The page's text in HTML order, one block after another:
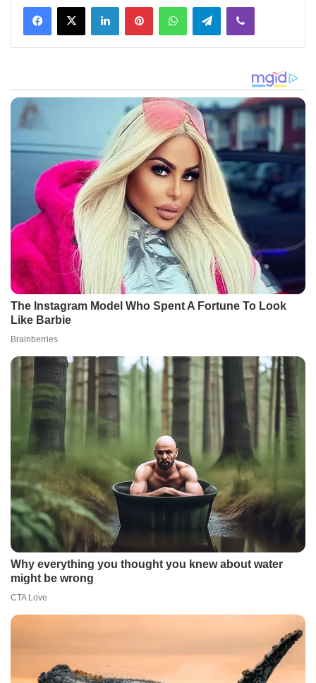
Facebook
X LinkedInPinterestWhatsAppTelegramViber